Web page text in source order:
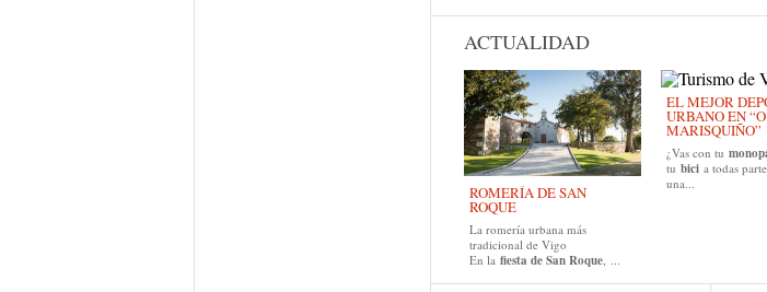
ACTUALIDAD
ROMERÍA DE SAN
ROQUE
La romería urbana más
tradicional de Vigo
En la fiesta de San Roque, ...
EL MEJOR
URBANO EN “O
MARISQUIÑO”
¿Vas con tu
tu bici a todas
una...